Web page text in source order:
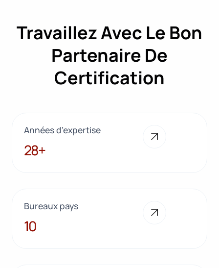
Travaillez Avec Le Bon
Partenaire De
Certification
Années d’expertise
28+
28+
Bureaux pays
10
10